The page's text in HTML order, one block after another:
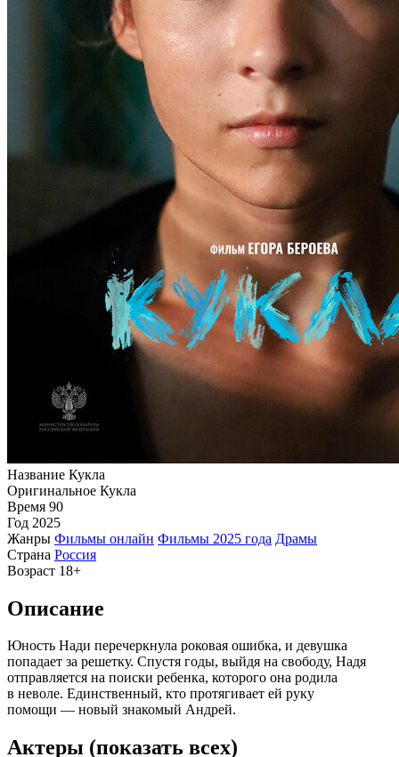
Название Кукла
Оригинальное Кукла
Время 90
Год 2025
Жанры Фильмы онлайн Фильмы 2025 года Драмы
Страна Россия
Возраст 18+
Описание
Юность Нади перечеркнула роковая ошибка, и девушка
попадает за решетку. Спустя годы, выйдя на свободу, Надя
отправляется на поиски ребенка, которого она родила
в неволе. Единственный, кто протягивает ей руку
помощи — новый знакомый Андрей.
Актеры (показать всех)